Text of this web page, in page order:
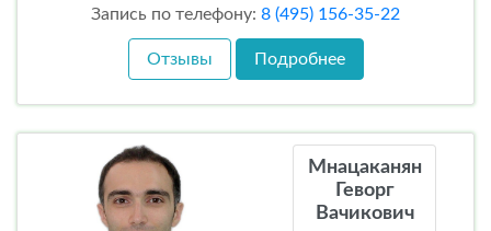
Запись по телефону: 8 (495) 156-35-22
Отзывы Подробнее
Мнацаканян
Геворг
Вачикович